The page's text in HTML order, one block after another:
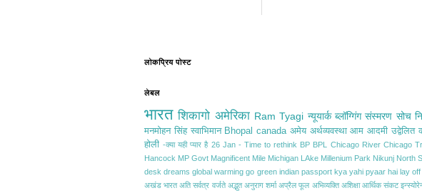
लोकप्रिय पोस्ट
लेबल
भारत शिकागो अमेरिका Ram Tyagi न्यूयार्क ब्लॉग्गिंग संस्मरण सोच
मनमोहन सिंह स्वाभिमान Bhopal canada अमेय अर्थव्यवस्था आम आदमी उद्वेलित
होली -क्या यही प्यार है 26 Jan - Time to rethink BP BPL Chicago River Chicago
Hancock MP Govt Magnificent Mile Michigan LAke Millenium Park Nikunj North
desk dreams global warming go green indian passport kya yahi pyaar hai lay off
अखंड भारत अति सर्वत्र वर्जते अद्भुत अनुराग शर्मा अप्रैल फूल अभिव्यक्ति अशिक्षा आर्थिक संकट